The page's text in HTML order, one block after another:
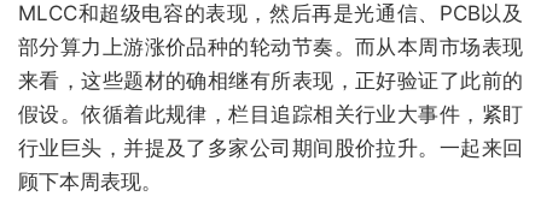
MLCC和超级电容的表现，然后再是光通信、PCB以及
部分算力上游涨价品种的轮动节奏。而从本周市场表现
来看，这些题材的确相继有所表现，正好验证了此前的
假设。依循着此规律，栏目追踪相关行业大事件，紧盯
行业巨头，并提及了多家公司期间股价拉升。一起来回
顾下本周表现。